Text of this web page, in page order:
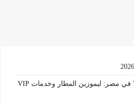
ايجار مرسيدس V_Class في مصر: ليموزين المطار وخدمات VIP